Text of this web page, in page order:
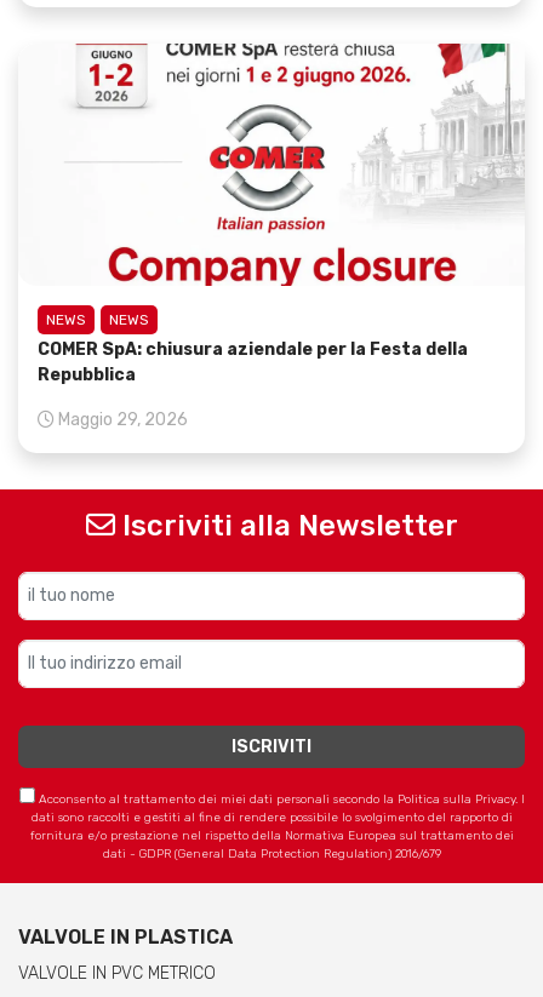
NEWS NEWS
COMER SpA: chiusura aziendale per la Festa della
Repubblica
Maggio 29, 2026
Iscriviti alla Newsletter
Acconsento al trattamento dei miei dati personali secondo la Politica sulla Privacy. I
dati sono raccolti e gestiti al fine di rendere possibile lo svolgimento del rapporto di
fornitura e/o prestazione nel rispetto della Normativa Europea sul trattamento dei
dati - GDPR (General Data Protection Regulation) 2016/679
VALVOLE IN PLASTICA
VALVOLE IN PVC METRICO